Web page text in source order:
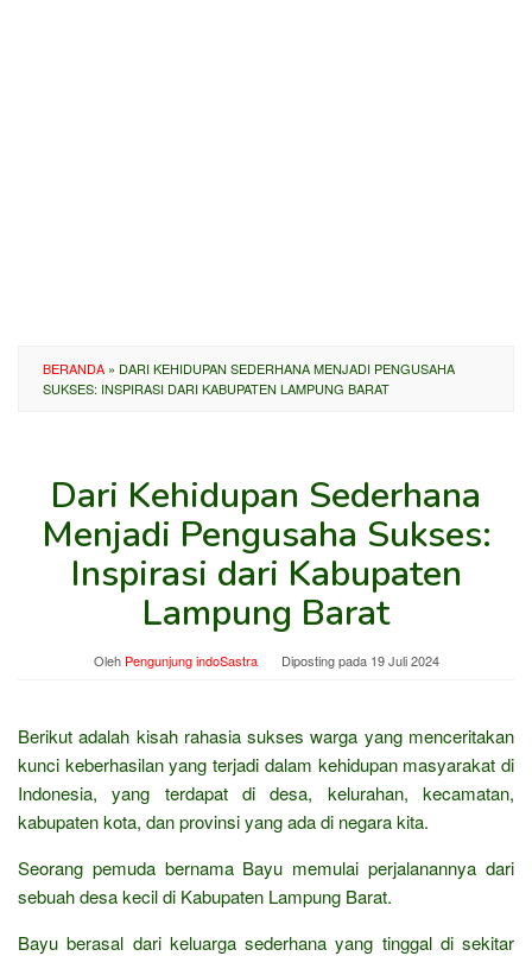
BERANDA » DARI KEHIDUPAN SEDERHANA MENJADI PENGUSAHA
SUKSES: INSPIRASI DARI KABUPATEN LAMPUNG BARAT
Dari Kehidupan Sederhana
Menjadi Pengusaha Sukses:
Inspirasi dari Kabupaten
Lampung Barat
Oleh Pengunjung indoSastra Diposting pada 19 Juli 2024
Berikut adalah kisah rahasia sukses warga yang menceritakan
kunci keberhasilan yang terjadi dalam kehidupan masyarakat di
Indonesia, yang terdapat di desa, kelurahan, kecamatan,
kabupaten kota, dan provinsi yang ada di negara kita.
Seorang pemuda bernama Bayu memulai perjalanannya dari
sebuah desa kecil di Kabupaten Lampung Barat.
Bayu berasal dari keluarga sederhana yang tinggal di sekitar